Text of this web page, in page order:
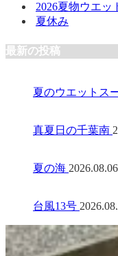
2026夏物ウエッ
夏休み
最新の投稿
夏のウエットス
真夏日の千葉南
夏の海 2026.08.06
台風13号